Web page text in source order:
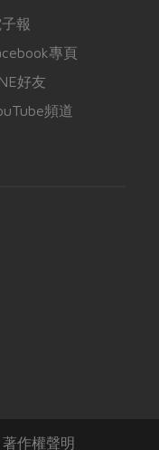
報
專頁
好友
頻道
著作權聲明